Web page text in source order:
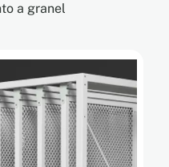
a granel